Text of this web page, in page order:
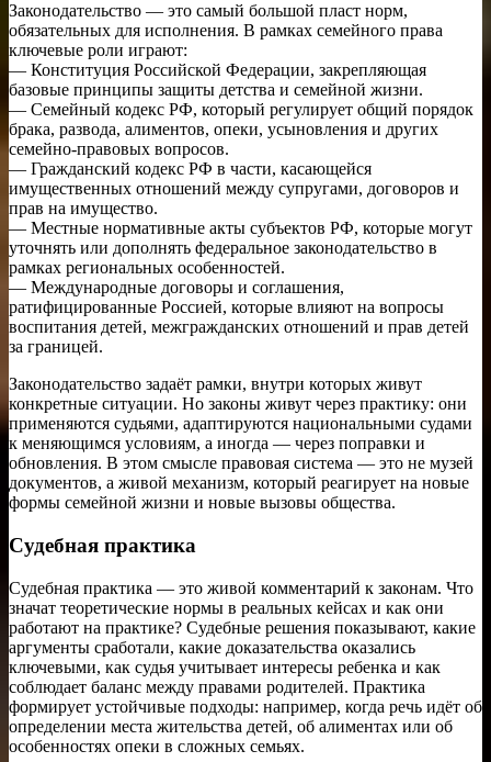
Законодательство — это самый большой пласт норм,
обязательных для исполнения. В рамках семейного права
ключевые роли играют:
— Конституция Российской Федерации, закрепляющая
базовые принципы защиты детства и семейной жизни.
— Семейный кодекс РФ, который регулирует общий порядок
брака, развода, алиментов, опеки, усыновления и других
семейно-правовых вопросов.
— Гражданский кодекс РФ в части, касающейся
имущественных отношений между супругами, договоров и
прав на имущество.
— Местные нормативные акты субъектов РФ, которые могут
уточнять или дополнять федеральное законодательство в
рамках региональных особенностей.
— Международные договоры и соглашения,
ратифицированные Россией, которые влияют на вопросы
воспитания детей, межгражданских отношений и прав детей
за границей.
Законодательство задаёт рамки, внутри которых живут
конкретные ситуации. Но законы живут через практику: они
применяются судьями, адаптируются национальными судами
к меняющимся условиям, а иногда — через поправки и
обновления. В этом смысле правовая система — это не музей
документов, а живой механизм, который реагирует на новые
формы семейной жизни и новые вызовы общества.
Судебная практика
Судебная практика — это живой комментарий к законам. Что
значат теоретические нормы в реальных кейсах и как они
работают на практике? Судебные решения показывают, какие
аргументы сработали, какие доказательства оказались
ключевыми, как судья учитывает интересы ребенка и как
соблюдает баланс между правами родителей. Практика
формирует устойчивые подходы: например, когда речь идёт об
определении места жительства детей, об алиментах или об
особенностях опеки в сложных семьях.